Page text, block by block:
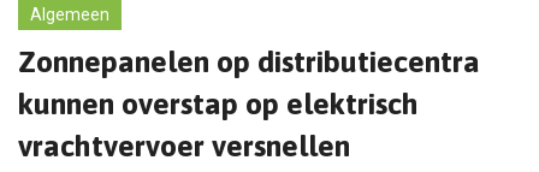
Algemeen
Zonnepanelen op distributiecentra
kunnen overstap op elektrisch
vrachtvervoer versnellen